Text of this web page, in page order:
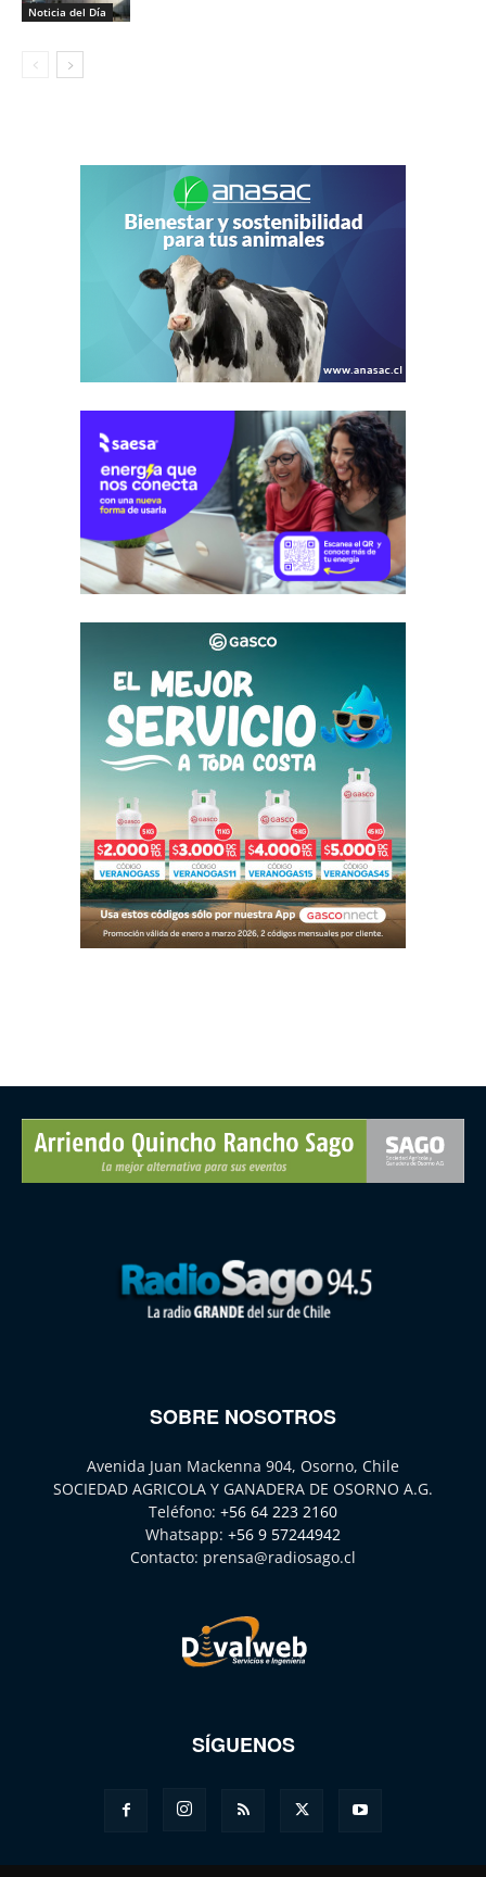
Noticia del Día
SOBRE NOSOTROS
Avenida Juan Mackenna 904, Osorno, Chile
SOCIEDAD AGRICOLA Y GANADERA DE OSORNO A.G.
Teléfono: +56 64 223 2160
Whatsapp: +56 9 57244942
Contacto: prensa@radiosago.cl
SÍGUENOS